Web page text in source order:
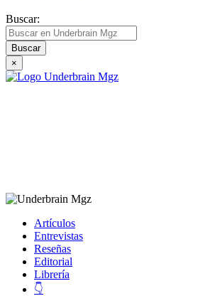
Buscar:
×
Artículos
Entrevistas
Reseñas
Editorial
Librería
👇